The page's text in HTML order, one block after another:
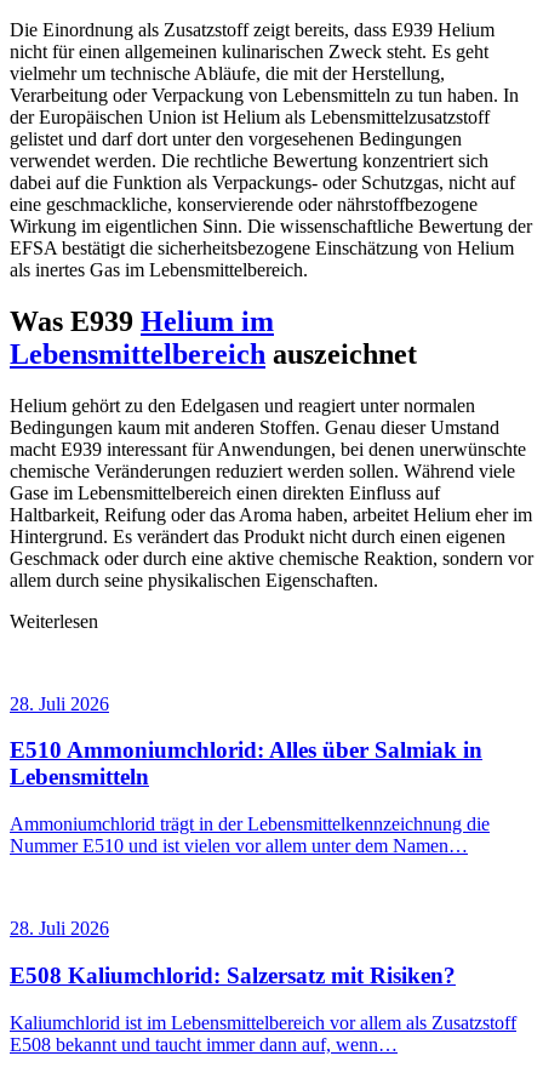
Die Einordnung als Zusatzstoff zeigt bereits, dass E939 Helium
nicht für einen allgemeinen kulinarischen Zweck steht. Es geht
vielmehr um technische Abläufe, die mit der Herstellung,
Verarbeitung oder Verpackung von Lebensmitteln zu tun haben. In
der Europäischen Union ist Helium als Lebensmittelzusatzstoff
gelistet und darf dort unter den vorgesehenen Bedingungen
verwendet werden. Die rechtliche Bewertung konzentriert sich
dabei auf die Funktion als Verpackungs- oder Schutzgas, nicht auf
eine geschmackliche, konservierende oder nährstoffbezogene
Wirkung im eigentlichen Sinn. Die wissenschaftliche Bewertung der
EFSA bestätigt die sicherheitsbezogene Einschätzung von Helium
als inertes Gas im Lebensmittelbereich.
Was E939 Helium im
Lebensmittelbereich auszeichnet
Helium gehört zu den Edelgasen und reagiert unter normalen
Bedingungen kaum mit anderen Stoffen. Genau dieser Umstand
macht E939 interessant für Anwendungen, bei denen unerwünschte
chemische Veränderungen reduziert werden sollen. Während viele
Gase im Lebensmittelbereich einen direkten Einfluss auf
Haltbarkeit, Reifung oder das Aroma haben, arbeitet Helium eher im
Hintergrund. Es verändert das Produkt nicht durch einen eigenen
Geschmack oder durch eine aktive chemische Reaktion, sondern vor
allem durch seine physikalischen Eigenschaften.
Weiterlesen
28. Juli 2026
E510 Ammoniumchlorid: Alles über Salmiak in
Lebensmitteln
Ammoniumchlorid trägt in der Lebensmittelkennzeichnung die
Nummer E510 und ist vielen vor allem unter dem Namen…
28. Juli 2026
E508 Kaliumchlorid: Salzersatz mit Risiken?
Kaliumchlorid ist im Lebensmittelbereich vor allem als Zusatzstoff
E508 bekannt und taucht immer dann auf, wenn…